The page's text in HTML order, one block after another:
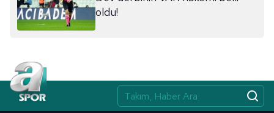
sınırlı olarak açık rızanız dahilinde kullanılacaktır.
için Ayarlar butonuna tıklayabilir,
Metnimiziziyaret edebilirsiniz.
6698 sayılı Kişisel Verilerin Korunması Kanunu uyarınca
oldu!